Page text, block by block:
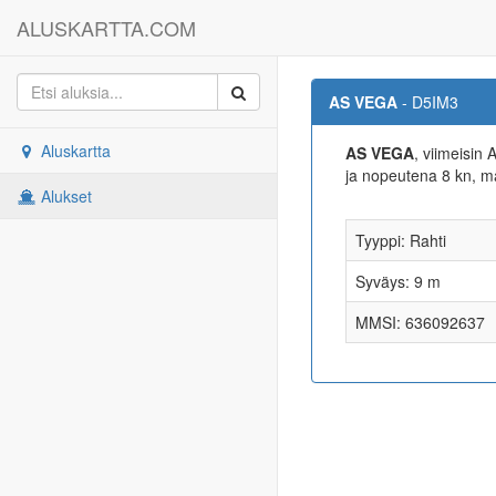
ALUSKARTTA.COM
Aluskartta
Alukset
AS VEGA - D5IM3
AS VEGA, viimeisin
ja nopeutena 8 kn,
Tyyppi: Rahti
Syväys: 9 m
MMSI: 636092637